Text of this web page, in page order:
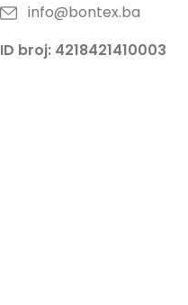
info@bontex.ba
ID broj: 4218421410003